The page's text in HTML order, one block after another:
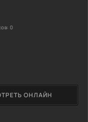
ОНЛАЙН
0